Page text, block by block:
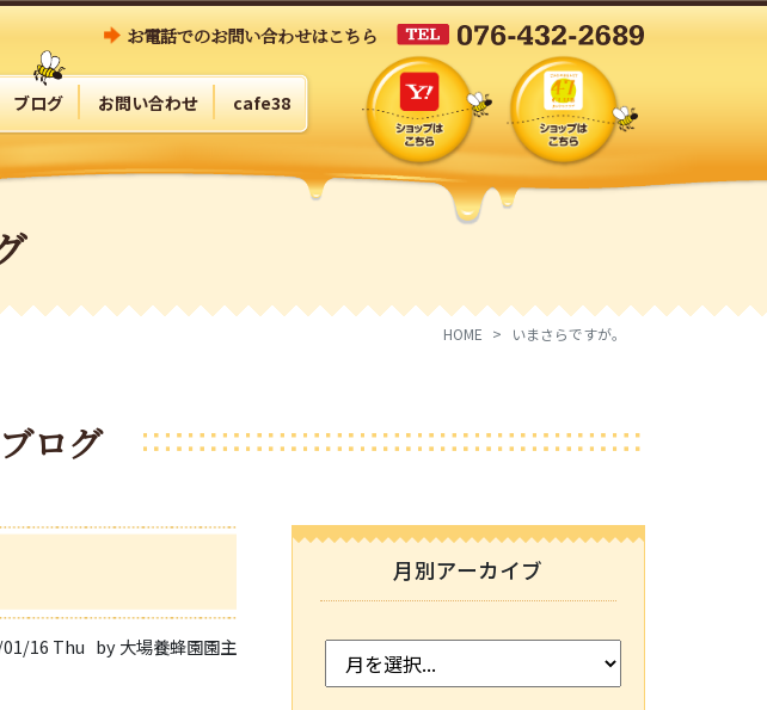
ブログ お問い合わせ cafe38
お電話でのお問い合わせはこちら
HOME いまさらですが。
ログ
16 Thu by 大場養蜂園園主
月別アーカイブ